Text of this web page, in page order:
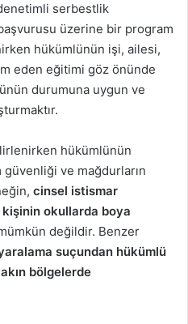
serbestlik
üzerine bir program
hükümlünün işi, ailesi,
eden eğitimi göz önünde
durumuna uygun ve
hükümlünün
ve mağdurların
cinsel istismar
okullarda boya
değildir. Benzer
suçundan hükümlü
bölgelerde